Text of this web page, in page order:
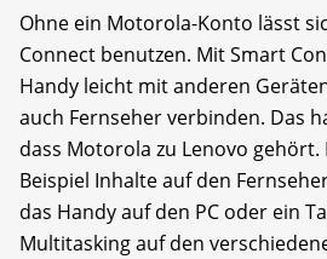
Ohne ein Motorola-Konto lässt
Connect benutzen. Mit Smart
Handy leicht mit anderen
auch Fernseher verbinden. Das
dass Motorola zu Lenovo gehört.
Beispiel Inhalte auf den
das Handy auf den PC oder ein
Multitasking auf den